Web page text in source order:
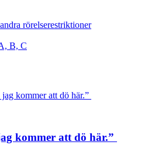
rörelserestriktioner
B, C
kommer att dö här.”